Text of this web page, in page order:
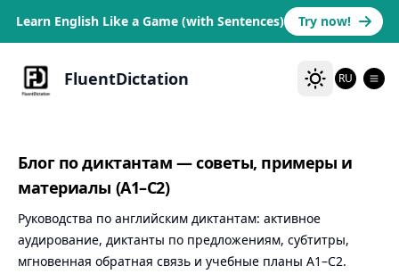
Learn English Like a Game (with Sentences) Try now!
FluentDictation RU
Блог по диктантам — советы, примеры и
материалы (A1–C2)
Руководства по английским диктантам: активное
аудирование, диктанты по предложениям, субтитры,
мгновенная обратная связь и учебные планы A1–C2.